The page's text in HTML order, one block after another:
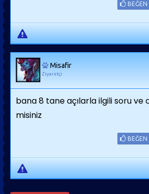
BEĞEN
Misafir
Ziyaretçi
bana 8 tane açılarla ilgili soru ve
misiniz
BEĞEN